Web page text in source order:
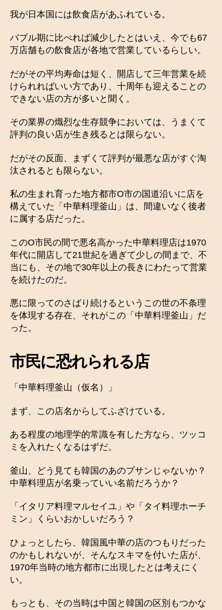
我が日本国には飲食店があふれている。
バブル期に比べれば減少したとはいえ、今でも67
万店舗もの飲食店が各地で営業しているらしい。
だがその平均寿命は短く、開店して三年営業を続
けられればいい方であり、十周年も迎えることの
できない店の方が多いと聞く。
その業界の熾烈な生存競争においては、うまくて
評判の良い店が生き残るとは限らない。
だがその反面、まずくて評判が最悪な店がすぐ淘
汰されるとも限らない。
私の生まれ育った地方都市О市の国道沿いに店を
構えていた「中華料理釜山」は、間違いなく後者
に属する店だった。
このО市民の間で悪名高かった中華料理店は1970
年代に開店して21世紀を過ぎて少しの間まで、不
当にも、その地で30年以上の長きにわたって営業
を続けたのだ。
悪に限ってのさばり続けるというこの世の不条理
を体現する存在、それがこの「中華料理釜山」だ
った。
市民に恐れられる店
「中華料理釜山（仮名）」
まず、この店名からしてふざけている。
ある程度の地理学的常識を有した方なら、ツッコ
ミを入れたくなるはずだ。
釜山、どう見ても韓国のあのプサンじゃないか？
中華料理店が名乗っていい名前だろうか？
「イタリア料理マルセイユ」や「タイ料理ホーチ
ミン」くらいおかしいだろう？
ひょっとしたら、韓国風中華の店のつもりだった
のかもしれないが、そんなスキマを付いた店が、
1970年当時の地方都市に出現したとは考えにく
い。
もっとも、その当時は中国と韓国の区別もつかな